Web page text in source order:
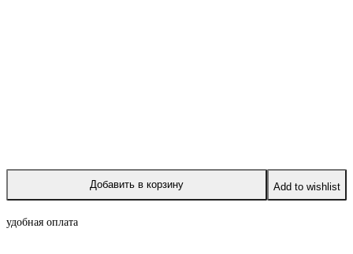
Добавить в корзину Add to wishlist
удобная оплата